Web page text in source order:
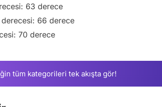
63 derece
66 derece
70 derece
tüm kategorileri tek akışta gör!